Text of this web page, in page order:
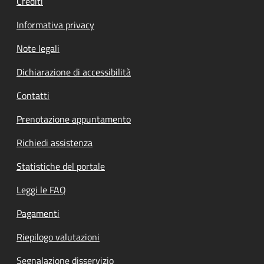
Informativa privacy
Note legali
Dichiarazione di accessibilità
Contatti
Prenotazione appuntamento
Richiedi assistenza
Statistiche del portale
Leggi le FAQ
Pagamenti
Riepilogo valutazioni
Segnalazione disservizio